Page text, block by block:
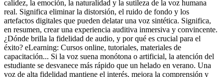
calidez, la emoción, la naturalidad y la sutileza de la voz humana
real. Significa eliminar la distorsión, el ruido de fondo y los
artefactos digitales que pueden delatar una voz sintética. Significa,
en resumen, crear una experiencia auditiva inmersiva y convincente.
¿Dónde brilla la fidelidad de audio, y por qué es crucial para el
éxito? eLearning: Cursos online, tutoriales, materiales de
capacitación... Si la voz suena monótona o artificial, la atención del
estudiante se desvanece más rápido que un helado en verano. Una
voz de alta fidelidad mantiene el interés, mejora la comprensión y